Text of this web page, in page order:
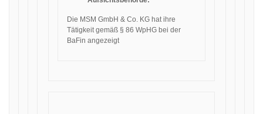
Die MSM GmbH & Co. KG hat ihre
Tätigkeit gemäß § 86 WpHG bei der
BaFin angezeigt